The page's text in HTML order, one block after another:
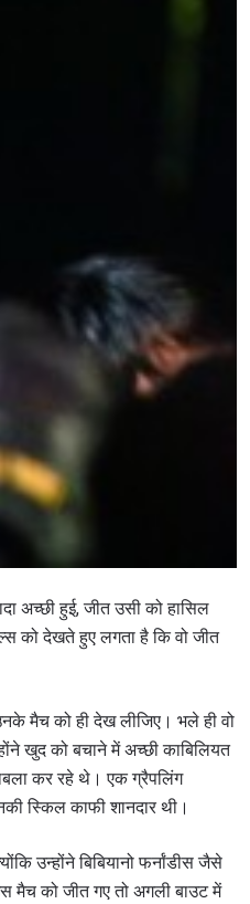
अच्छी हुई, जीत उसी को हासिल
को देखते हुए लगता है कि वो जीत
मैच को ही देख लीजिए। भले ही वो
खुद को बचाने में अच्छी काबिलियत
कर रहे थे। एक ग्रैपलिंग
स्किल काफीशानदार थी।
उन्होंने बिबियानो फर्नांडीस जैसे
मैच को जीत गए तो अगली बाउट में
you go! Sign up now
unlock special offers
seats to our live